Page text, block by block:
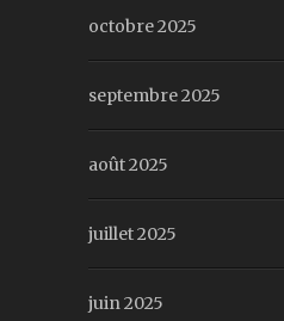
octobre 2025
septembre 2025
août 2025
juillet 2025
juin 2025